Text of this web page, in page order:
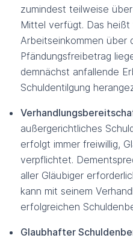
zumindest teilweise
Mittel verfügt. Das
Arbeitseinkommen über
Pfändungsfreibetrag
demnächst anfallende
Schuldentilgung
außergerichtliches
erfolgt immer freiwillig,
verpflichtet.
aller Gläubiger
kann mit seinem
erfolgreichen
Glaubhafter